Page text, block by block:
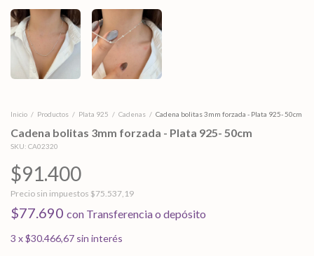
Inicio / Productos / Plata 925 / Cadenas / Cadena bolitas 3mm forzada - Plata 925- 50cm
Cadena bolitas 3mm forzada - Plata 925- 50cm
SKU: CA02320
$91.400
Precio sin impuestos $75.537,19
$77.690 con Transferencia o depósito
3 x$30.466,67 sin interés